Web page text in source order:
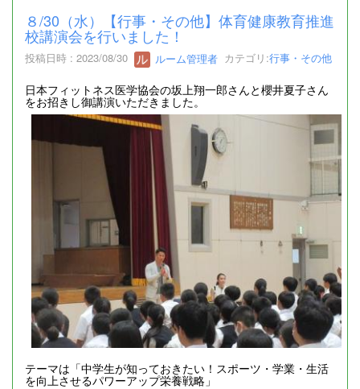
８/30（水）【行事・その他】体育健康教育推進
校講演会を行いました！
投稿日時 : 2023/08/30 ルーム管理者 カテゴリ:行事・その他
日本フィットネス医学協会の坂上翔一郎さんと櫻井夏子さん
をお招きし御講演いただきました。
テーマは「中学生が知っておきたい！スポーツ・学業・生活
を向上させるパワーアップ栄養戦略」